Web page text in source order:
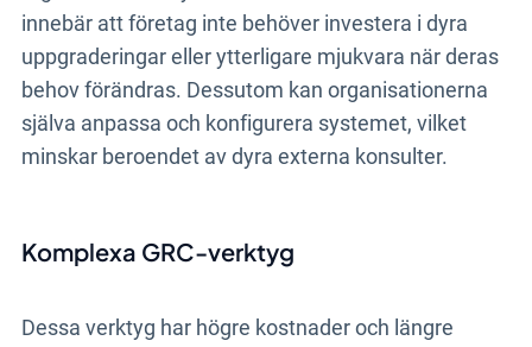
innebär att företag inte behöver investera i dyra
uppgraderingar eller ytterligare mjukvara när deras
behov förändras. Dessutom kan organisationerna
själva anpassa och konfigurera systemet, vilket
minskar beroendet av dyra externa konsulter.
Komplexa GRC-verktyg
Dessa verktyg har högre kostnader och längre